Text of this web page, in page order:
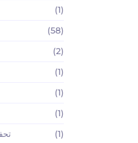
(1)
(58)
(2)
(1)
(1)
(1)
(1)